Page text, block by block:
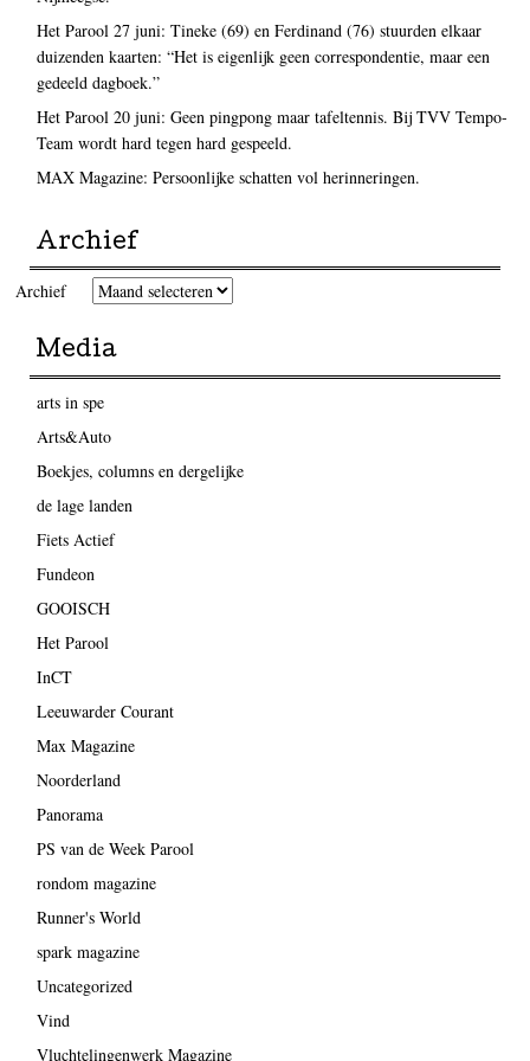
Het Parool 27 juni: Tineke (69) en Ferdinand (76) stuurden elkaar
duizenden kaarten: “Het is eigenlijk geen correspondentie, maar een
gedeeld dagboek.”
Het Parool 20 juni: Geen pingpong maar tafeltennis. Bij TVV Tempo-
Team wordt hard tegen hard gespeeld.
MAX Magazine: Persoonlijke schatten vol herinneringen.
Archief
Archief
Media
arts in spe
Arts&Auto
Boekjes, columns en dergelijke
de lage landen
Fiets Actief
Fundeon
GOOISCH
Het Parool
InCT
Leeuwarder Courant
Max Magazine
Noorderland
Panorama
PS van de Week Parool
rondom magazine
Runner's World
spark magazine
Uncategorized
Vind
Vluchtelingenwerk Magazine